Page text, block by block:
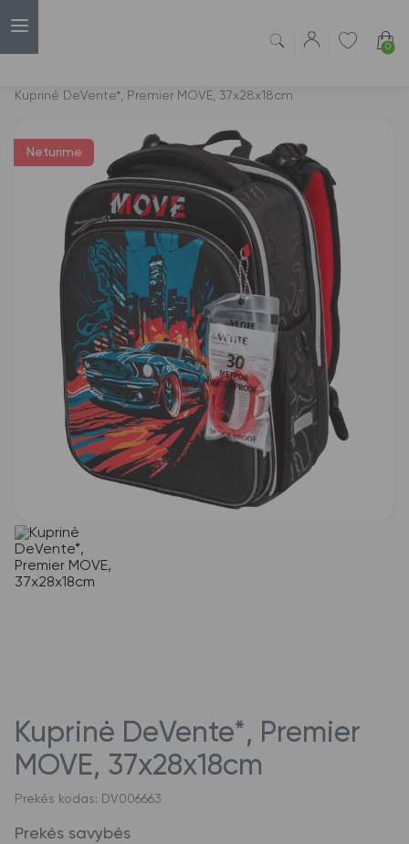
0
Kuprinė DeVente*, Premier MOVE, 37x28x18cm
Neturime
Kuprinė DeVente*, Premier
MOVE, 37x28x18cm
Prekės kodas: DV006663
Prekės savybės